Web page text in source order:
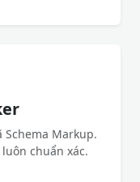
Schema Markup.
chuẩn xác.